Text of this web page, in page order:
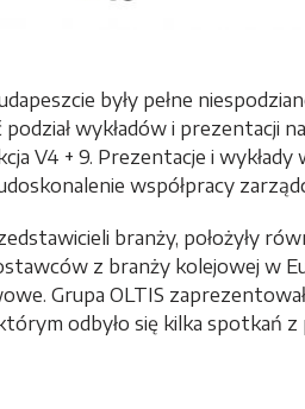
były pełne
wykładów i prezentacji
V4 + 9. Prezentacje i wykłady
współpracy
branży, położyły
z branży kolejowej w
Grupa OLTIS
odbyło się kilka spotkań